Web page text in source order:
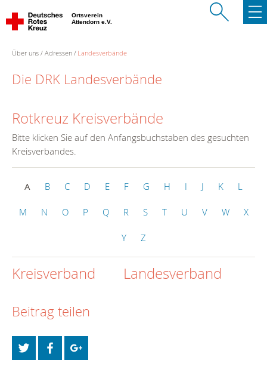
Ortsverein
Attendorn e.V.
Über uns Adressen Landesverbände
Die DRK Landesverbände
Rotkreuz Kreisverbände
Bitte klicken Sie auf den Anfangsbuchstaben des gesuchten
Kreisverbandes.
A B C D E F G H I J K L
M N O P Q R S T U V W X
Y Z
Kreisverband Landesverband
Beitrag teilen